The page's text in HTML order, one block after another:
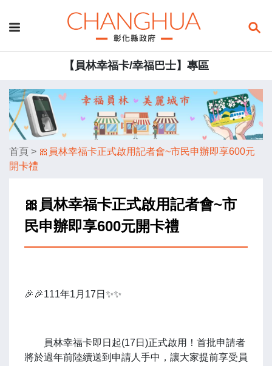
【員林幸福卡/幸福巴士】專區
首頁 > 🎀員林幸福卡正式啟用記者會~市民申辦即享600元
開卡禮
🎀員林幸福卡正式啟用記者會~市
民申辦即享600元開卡禮
🎉🎉111年1月17日✨✨
員林幸福卡即日起(17日)正式啟用！首批申請者
將於過年前陸續送到申請人手中，讓大家提前享受員